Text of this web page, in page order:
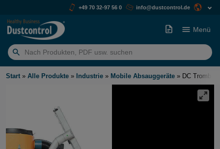
+49 70 32-97 56 0 info@dustcontrol.de
Suchen
nach:
Menü
Start » Alle Produkte » Industrie » Mobile Absauggeräte » DC Tromb